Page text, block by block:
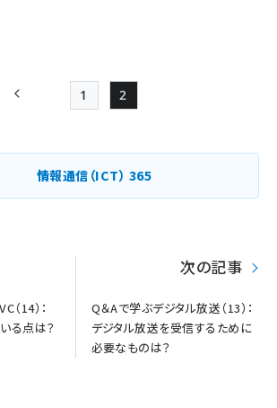
ジ
送
前ページ Page
1
Page
2
情報通信（ICT） 365
14）：
る点は？
次の記事
Q＆Aで学ぶデジタル放送（13）：
デジタル放送を受信するために
必要なものは？